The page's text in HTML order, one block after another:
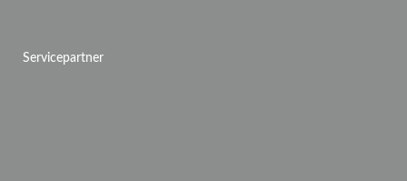
Servicepartner